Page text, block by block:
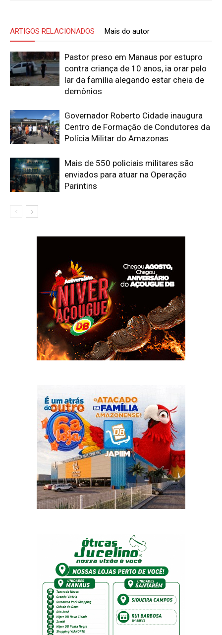
ARTIGOS RELACIONADOS Mais do autor
Pastor preso em Manaus por estupro
contra criança de 10 anos, ia orar pelo
lar da família alegando estar cheia de
demônios
Governador Roberto Cidade inaugura
Centro de Formação de Condutores da
Polícia Militar do Amazonas
Mais de 550 policiais militares são
enviados para atuar na Operação
Parintins